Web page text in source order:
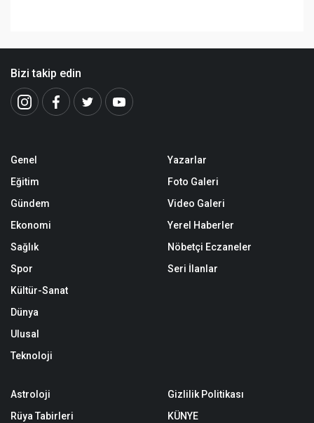
SAHİBİ ZÜLFÜ BAL
KONUŞTULAR
Bizi takip edin
Genel
Eğitim
Gündem
Ekonomi
Sağlık
Spor
Kültür-Sanat
Dünya
Ulusal
Teknoloji
Yazarlar
Foto Galeri
Video Galeri
Yerel Haberler
Nöbetçi Eczaneler
Seri İlanlar
Astroloji
Rüya Tabirleri
Gizlilik Politikası
KÜNYE